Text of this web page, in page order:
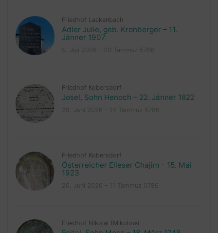
Friedhof Lackenbach
Adler Julie, geb. Kronberger – 11.
Jänner 1907
Friedhof Kobersdorf
Josel, Sohn Henoch – 22. Jänner 1822
Friedhof Kobersdorf
Österreicher Elieser Chajim – 15. Mai
1923
Friedhof Nikolai (Mikolow)